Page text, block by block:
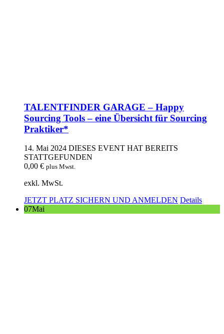
TALENTFINDER GARAGE – Happy
Sourcing Tools – eine Übersicht für Sourcing
Praktiker*
14. Mai 2024 DIESES EVENT HAT BEREITS
STATTGEFUNDEN
0,00 € plus Mwst.
exkl. MwSt.
JETZT PLATZ SICHERN UND ANMELDEN Details
07Mai